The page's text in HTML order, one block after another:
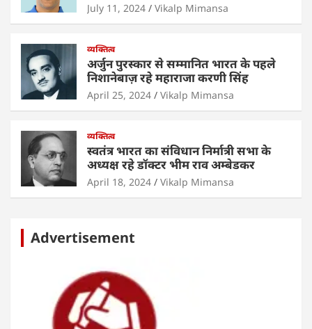
July 11, 2024 Vikalp Mimansa
व्यक्तित्व
अर्जुन पुरस्कार से सम्मानित भारत के पहले
निशानेबाज़ रहे महाराजा करणी सिंह
April 25, 2024 Vikalp Mimansa
व्यक्तित्व
स्वतंत्र भारत का संविधान निर्मात्री सभा के
अध्यक्ष रहे डॉक्टर भीम राव अम्बेडकर
April 18, 2024 Vikalp Mimansa
Advertisement